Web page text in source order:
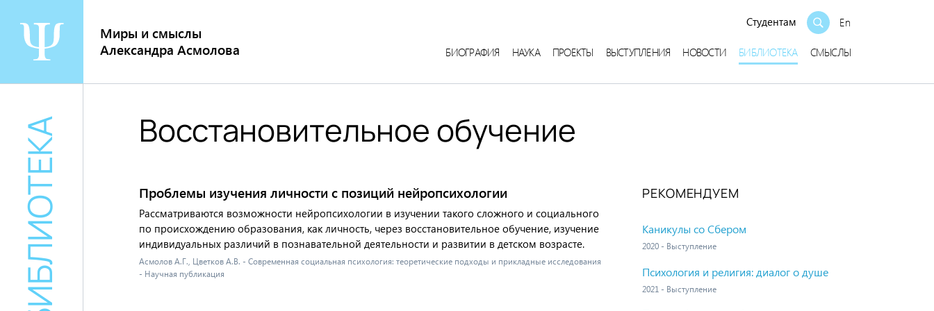
содержанию
Миры и смыслы
Александра Асмолова
Студентам En
БИОГРАФИЯ НАУКА ПРОЕКТЫ ВЫСТУПЛЕНИЯ НОВОСТИ БИБЛИОТЕКА СМЫСЛЫ
БИБЛИОТЕКА Восстановительное обучение
Проблемы изучения личности с позиций нейропсихологии
Рассматриваются возможности нейропсихологии в изучении такого сложного и социального
по происхождению образования, как личность, через восстановительное обучение, изучение
индивидуальных различий в познавательной деятельности и развитии в детском возрасте.
Асмолов А.Г., Цветков А.В. - Современная социальная психология: теоретические подходы и прикладные исследования
- Научная публикация
РЕКОМЕНДУЕМ
Каникулы со Сбером
2020 - Выступление
Психология и религия: диалог о душе
2021 - Выступление